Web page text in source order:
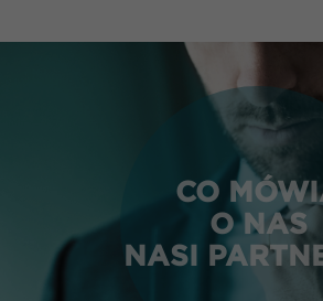
CO
O NAS
NASI